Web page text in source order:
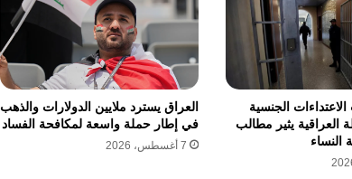
الجنسية
العراقية يثير مطالب
النساء
العراق يسترد ملايين الدولارات والذهب
في إطار حملة واسعة لمكافحة الفساد
7 أغسطس، 2026